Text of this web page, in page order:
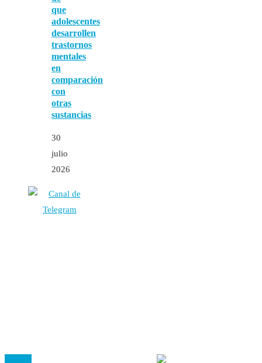
que
adolescentes
desarrollen
trastornos
mentales
en
comparación
con
otras
sustancias
30
julio
2026